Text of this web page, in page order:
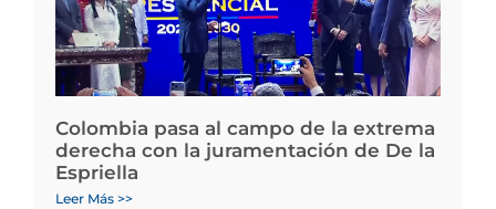
Colombia pasa al campo de la extrema
derecha con la juramentación de De la
Espriella
Leer Más >>